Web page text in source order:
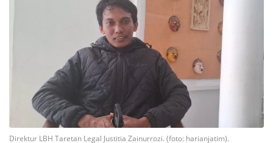
Direktur LBH Taretan Legal Justitia Zainurrozi. (foto: harianjatim).